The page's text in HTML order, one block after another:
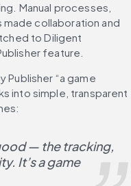
Manual processes,
collaboration and
to Diligent
feature.
Publisher “a game
into simple, transparent
— the tracking,
It’s a game